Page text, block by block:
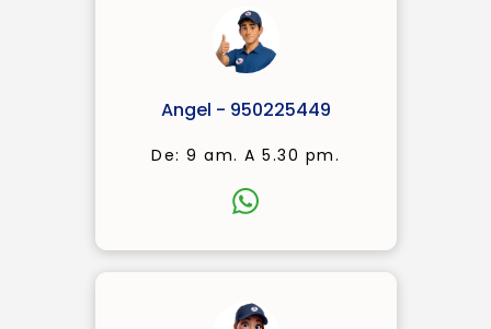
Angel - 950225449
De: 9 am. A 5.30 pm.